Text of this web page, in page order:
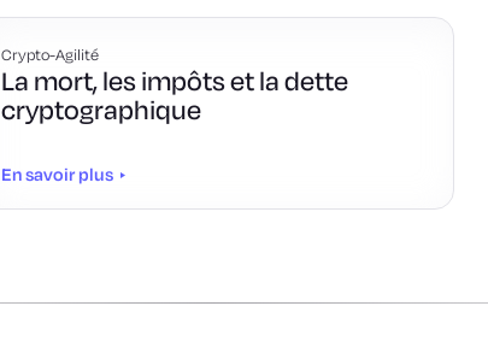
Crypto-Agilité
La mort, les impôts et la dette
cryptographique
En savoir plus